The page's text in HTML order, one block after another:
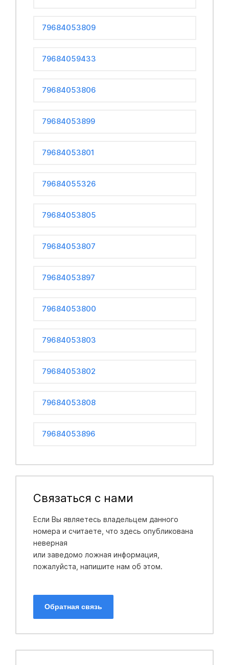
79684053809
79684059433
79684053806
79684053899
79684053801
79684055326
79684053805
79684053807
79684053897
79684053800
79684053803
79684053802
79684053808
79684053896
Связаться с нами
Если Вы являетесь владельцем данного
номера и считаете, что здесь опубликована
неверная
или заведомо ложная информация,
пожалуйста, напишите нам об этом.
Обратная связь